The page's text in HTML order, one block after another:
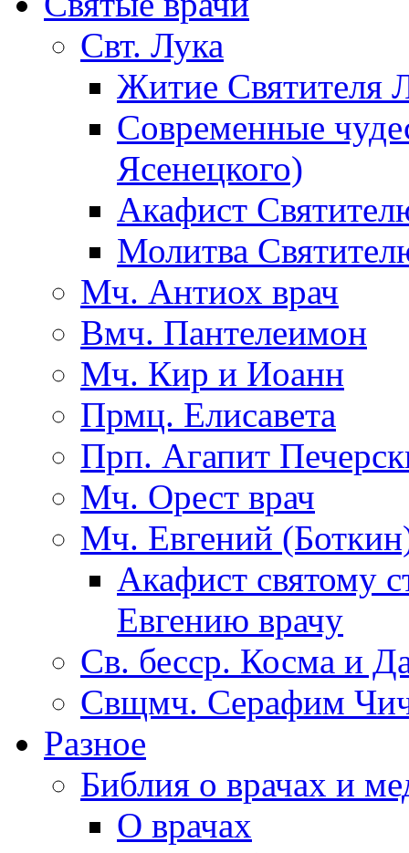
Свт. Лука
Житие Святителя
Современные
Ясенецкого)
Акафист
Молитва
Мч. Антиох врач
Вмч. Пантелеимон
Мч. Кир и Иоанн
Прмц. Елисавета
Прп. Агапит
Мч. Орест врач
Мч. Евгений
Акафист святому
Евгению врачу
Св. бесср. Косма и
Свщмч. Серафим
Разное
Библия о врачах и
О врачах